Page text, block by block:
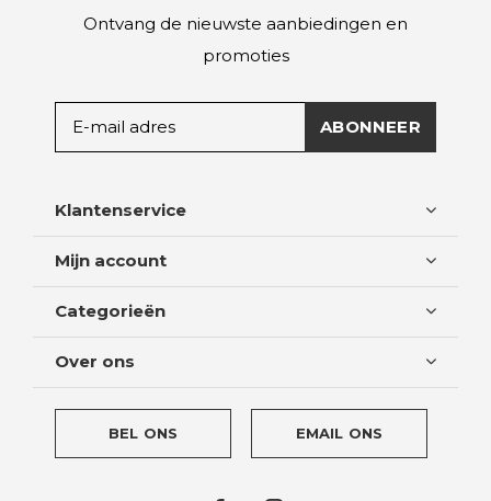
Ontvang de nieuwste aanbiedingen en
promoties
ABONNEER
Klantenservice
Mijn account
Categorieën
Over ons
BEL ONS EMAIL ONS